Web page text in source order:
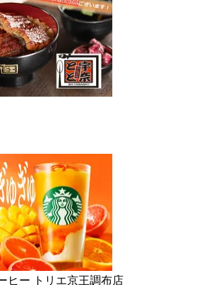
ヒー トリエ京王調布店